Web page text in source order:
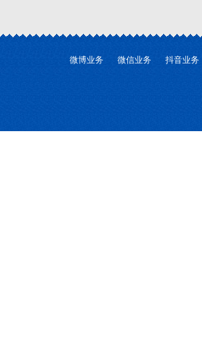
微博业务 微信业务 抖音业务